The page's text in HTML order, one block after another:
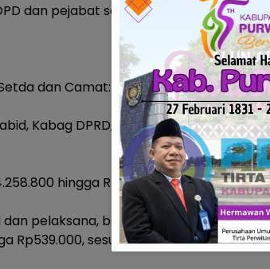
dan pejabat setingkat: Rp10.144.225
dan Camat: Rp7.280.000
Kabag DPRD, Direktur RSUD, Kepala
hingga Rp3.422.965
pelaksana, besaran TPP berkisar
Rp539.000, sesuai kelas jabatan masing-